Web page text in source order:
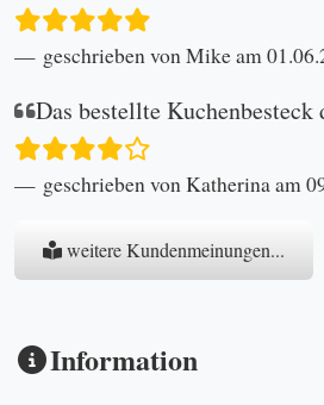
geschrieben von Mike am
Das bestellte
geschrieben von Katherina am
weitere Kundenmeinungen...
Information